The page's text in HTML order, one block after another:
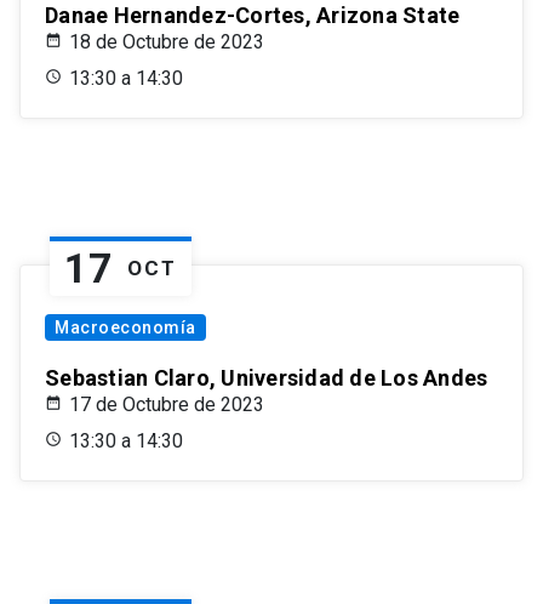
Danae Hernandez-Cortes, Arizona State
18 de Octubre de 2023
13:30 a 14:30
17 OCT
Macroeconomía
Sebastian Claro, Universidad de Los Andes
17 de Octubre de 2023
13:30 a 14:30